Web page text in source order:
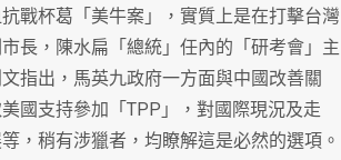
戰杯葛「美牛案」，實質上是在打擊台灣
長，陳水扁「總統」任內的「研考會」主
指出，馬英九政府一方面與中國改善關
國支持參加「TPP」，對國際現況及走
，稍有涉獵者，均瞭解這是必然的選項。